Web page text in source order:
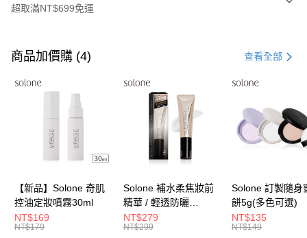
超取滿NT$699免運
信用卡一次付款
超商取貨付款
Apple Pay
悠遊付
Google Pay
全盈+PAY
商品加價購 (4) 查看全部
【新品】Solone 奇肌
控油定妝噴霧30ml
NT$169
NT$179
Solone 補水柔焦妝前
精華 / 輕透防曬
SPF40★★★★(30ml)
NT$279
NT$299
Solone 訂製隨身
餅5g(多色可選)
NT$135
NT$149